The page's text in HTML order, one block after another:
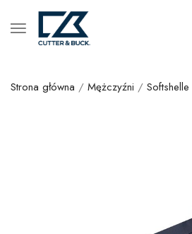
Strona główna / Mężczyźni /